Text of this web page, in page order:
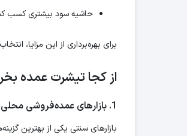
حاشیه سود بیشتری کسب
برای بهره‌برداری از این مزایا،
از کجا تیشرت عمده
1. بازارهای عمده‌فروشی محلی
بازارهای سنتی یکی از بهترین